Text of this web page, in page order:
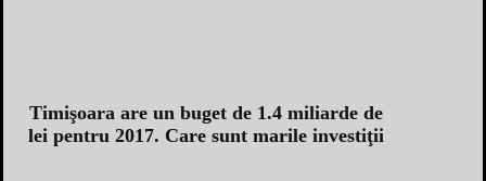
Timişoara are un buget de 1.4 miliarde de
lei pentru 2017. Care sunt marile investiţii